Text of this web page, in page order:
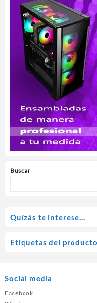
Buscar
Quízás te interese…
Etiquetas del producto
Social media
Facebook